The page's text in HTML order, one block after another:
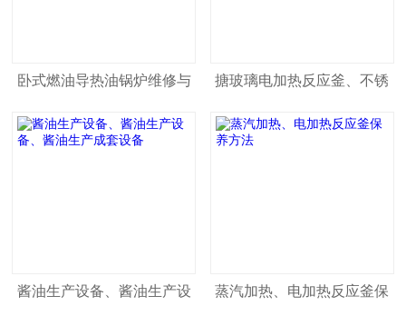
卧式燃油导热油锅炉维修与
保养
搪玻璃电加热反应釜、不锈
钢电加热反应釜
酱油生产设备、酱油生产设 蒸汽加热、电加热反应釜保